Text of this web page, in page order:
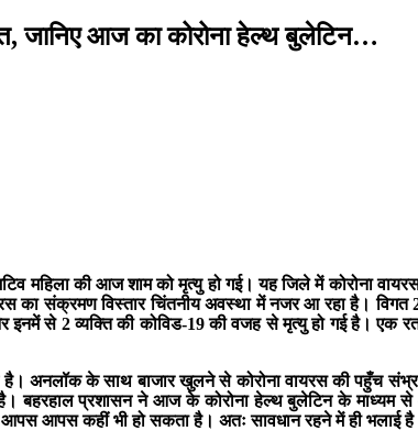
जानिए आज का कोरोना हेल्थ बुलेटिन…
महिला की आज शाम को मृत्यु हो गई। यह जिले में कोरोना
संक्रमण विस्तार चिंतनीय अवस्था में नजर आ रहा है। विगत
से 2 व्यक्ति की कोविड-19 की वजह से मृत्यु हो गई है। एक
अनलॉक के साथ बाजार खुलने से कोरोना वायरस की पहुँच
बहरहाल प्रशासन ने आज के कोरोना हेल्थ बुलेटिन के
आपस कहीं भी हो सकता है। अतः सावधान रहने में ही भलाई